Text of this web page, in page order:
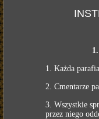
1. Każda
2. Cmentarze
3. Wszystkie
przez niego